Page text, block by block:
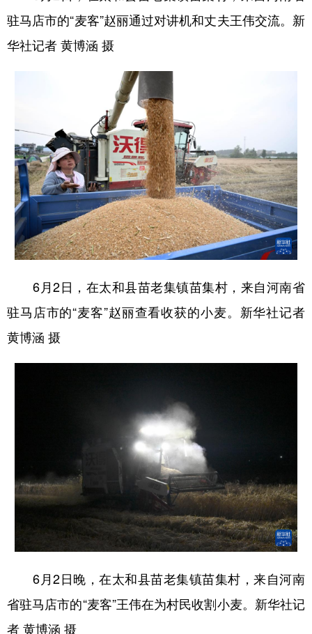
驻马店市的“麦客”赵丽通过对讲机和丈夫王伟交流。新
华社记者 黄博涵 摄
6月2日，在太和县苗老集镇苗集村，来自河南省
驻马店市的“麦客”赵丽查看收获的小麦。新华社记者
黄博涵 摄
6月2日晚，在太和县苗老集镇苗集村，来自河南
省驻马店市的“麦客”王伟在为村民收割小麦。新华社记
者 黄博涵 摄